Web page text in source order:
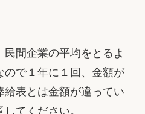
間企業の平均をとるよ
ので１年に１回、金額が
表とは金額が違ってい
てください。